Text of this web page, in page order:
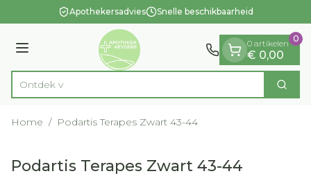
Ga naar de inhoudApothekersadvies Snelle beschikbaarheid
Menu
Product, merk, categorie...
O Zoek
0 artikelen
€ 0,00
0
Home / Podartis Terapes Zwart 43-44
Podartis Terapes Zwart 43-44